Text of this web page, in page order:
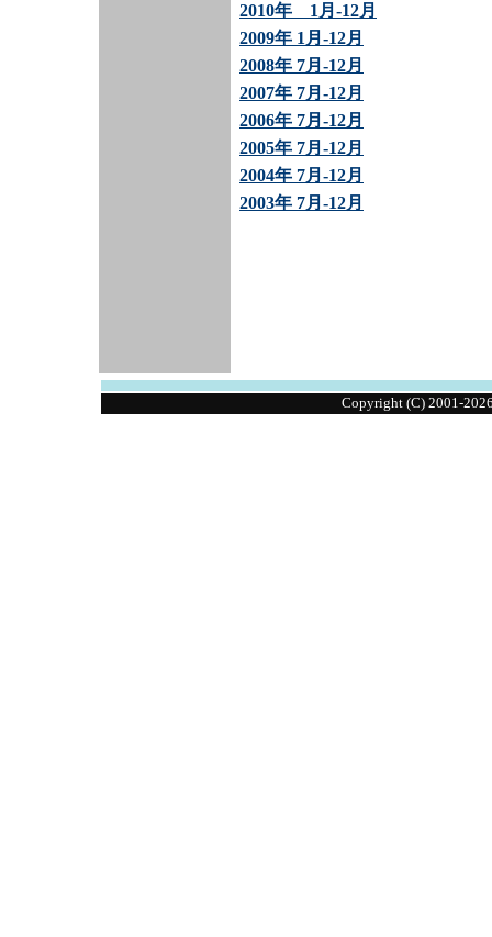
2010年 1月-12月
2009年 1月-12月
2008年 7月-12月
2007年 7月-12月
2006年 7月-12月
2005年 7月-12月
2004年 7月-12月
2003年 7月-12月
Copyright (C) 2001-